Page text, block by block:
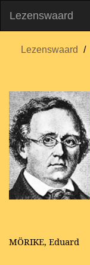
Lezenswaard
Lezenswaard
MÖRIKE, Eduard